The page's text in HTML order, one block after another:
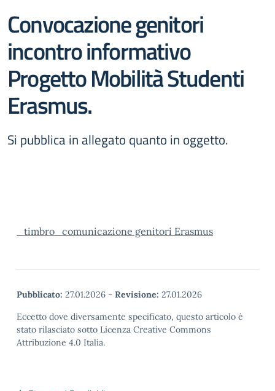
Convocazione genitori
incontro informativo
Progetto Mobilità Studenti
Erasmus.
Si pubblica in allegato quanto in oggetto.
_timbro_comunicazione genitori Erasmus
Pubblicato: 27.01.2026 - Revisione: 27.01.2026
Eccetto dove diversamente specificato, questo articolo è
stato rilasciato sotto Licenza Creative Commons
Attribuzione 4.0 Italia.